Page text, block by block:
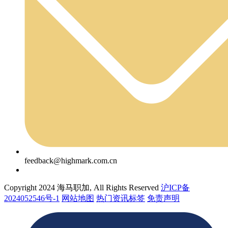
feedback@highmark.com.cn
Copyright 2024 海马职加, All Rights Reserved 沪ICP备
2024052546号-1 网站地图 热门资讯标签 免责声明